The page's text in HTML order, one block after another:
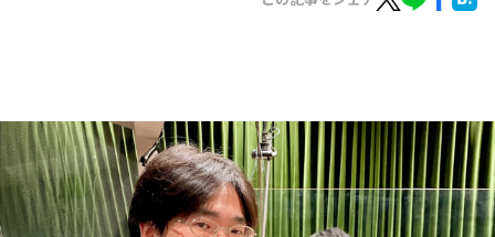
お知らせ
イベント・グッズ
YouTube
会社情報